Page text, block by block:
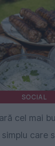
SOCIAL
cel mai
simplu care